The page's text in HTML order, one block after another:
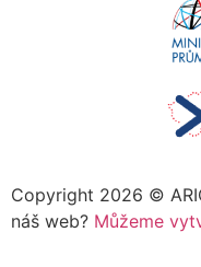
Copyright 2026 ©
náš web? Můžeme